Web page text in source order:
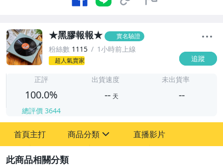
★黑膠報報★ 實名驗證
粉絲數 1115 1小時前上線
超人氣賣家 追蹤
正評
100.0%
總評價 3644
出貨速度
-- 天
未出貨率
--
首頁主打 商品分類
圖書/影音/文具
直播影片